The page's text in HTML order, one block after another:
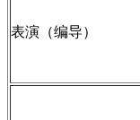
表演（编导）